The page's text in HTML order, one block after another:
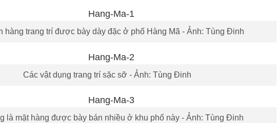
hàng trang trí được bày dày đặc ở phố Hàng Mã - Ảnh: Tùng Đinh
Các vật dụng trang trí sặc sỡ - Ảnh: Tùng Đinh
là mặt hàng được bày bán nhiều ở khu phố này - Ảnh: Tùng Đinh